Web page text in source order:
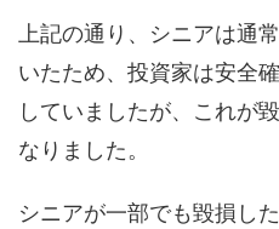
上記の通り、シニアは通
いたため、投資家は安全
していましたが、これが
なりました。
シニアが一部でも毀損し